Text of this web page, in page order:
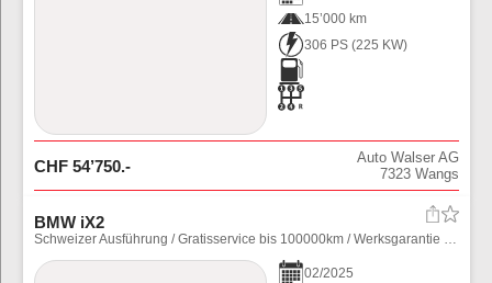
15’000 km
306 PS (225 KW)
CHF 54’750.-
Auto Walser AG
7323 Wangs
BMW iX2
Schweizer Ausführung / Gratisservice bis 100000km / Werksgarantie / Alu Winterräder / Anhängevorrichtung / NP 88370.--
02/2025